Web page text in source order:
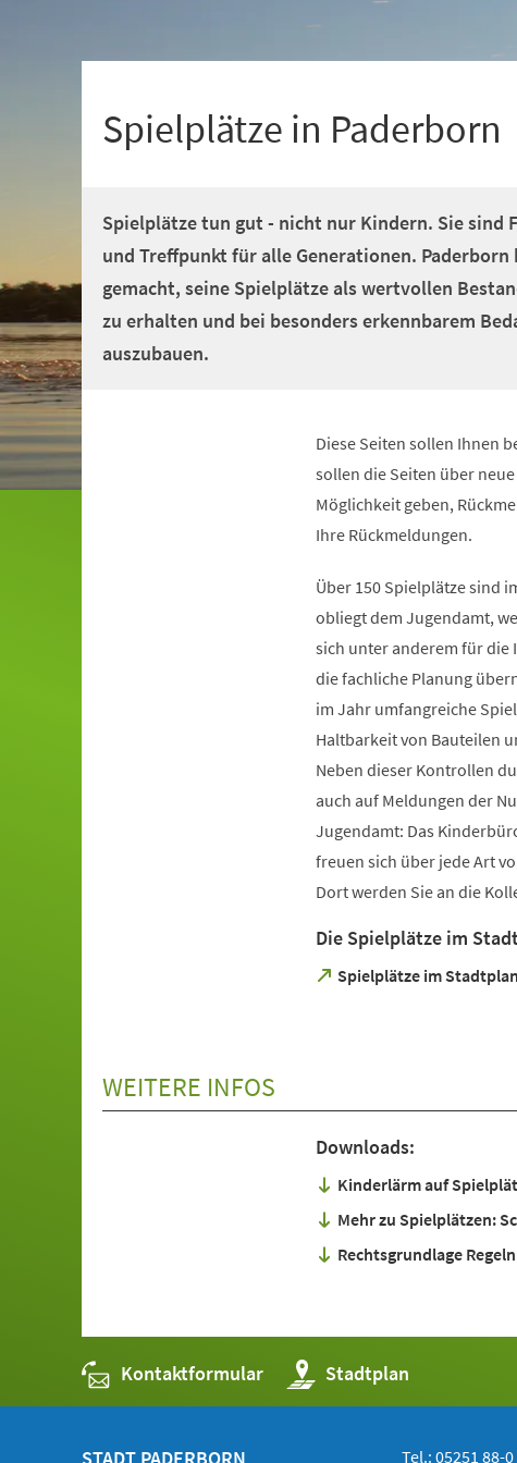
Spielplätze in Paderborn
Spielplätze tun gut - nicht nur Kindern. Sie sind
und Treffpunkt für alle Generationen. Paderborn
gemacht, seine Spielplätze als wertvollen
zu erhalten und bei besonders erkennbarem
auszubauen.
Diese Seiten sollen Ihnen
sollen die Seiten über
Möglichkeit geben,
Ihre Rückmeldungen.
Über 150 Spielplätze sind
obliegt dem Jugendamt,
sich unter anderem für die
die fachliche Planung
im Jahr umfangreiche
Haltbarkeit von Bauteilen
Neben dieser Kontrollen
auch auf Meldungen der
Jugendamt: Das
freuen sich über jede Art
Dort werden Sie an die
Die Spielplätze im
Spielplätze im
(Öffnet
WEITERE INFOS
Downloads:
Kinderlärm auf
Mehr zu Spielplätzen:
Rechtsgrundlage
Kontaktformular Stadtplan
(Öffnet
in
einem
Tel.: 05251 88-0